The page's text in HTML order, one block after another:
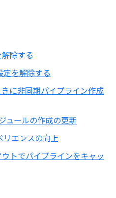
除する
定を解除する
に非同期パイプライン作成
ュールの作成の更新
リエンスの向上
トでパイプラインをキャッ